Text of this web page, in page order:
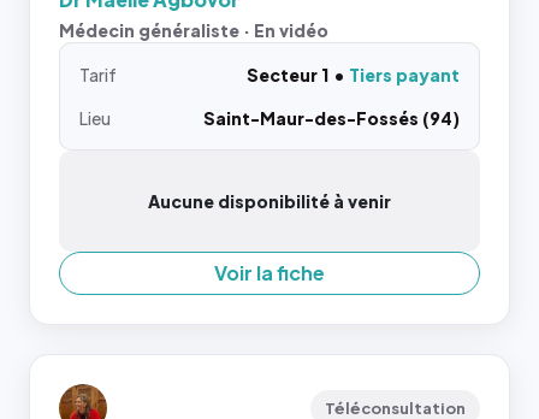
Médecin généraliste · En vidéo
Tarif Secteur 1
Tiers payant
Lieu
Saint-Maur-des-Fossés (94)
Aucune disponibilité à venir
Voir la fiche
Téléconsultation